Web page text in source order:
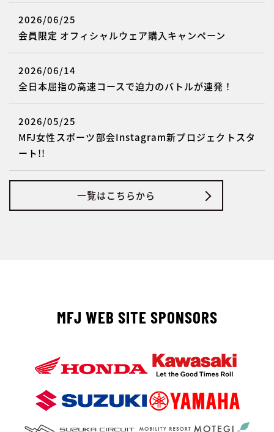
2026/06/25
会員限定 オフィシャルウェア購入キャンペーン
2026/06/14
全日本屈指の高速コースで迫力のバトルが連発！
2026/05/25
MFJ女性スポーツ部会Instagram新プロジェクトスタ
ート!!
一覧はこちらから
MFJ WEB SITE SPONSORS